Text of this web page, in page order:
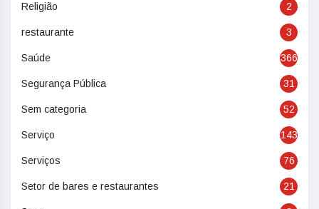
Religião 2
restaurante 3
Saúde 366
Segurança Pública 31
Sem categoria 52
Serviço 143
Serviços 76
Setor de bares e restaurantes 21